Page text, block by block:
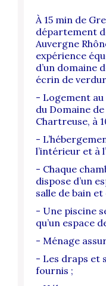
À 15 min de
département
Auvergne
expérience
d’un domaine
écrin de
- Logement
du Domaine de
Chartreuse, à
-
l’intérieur et à
- Chaque
dispose d’un
salle de bain
- Une piscine
qu’un espace
- Ménage
- Les draps et
fournis ;